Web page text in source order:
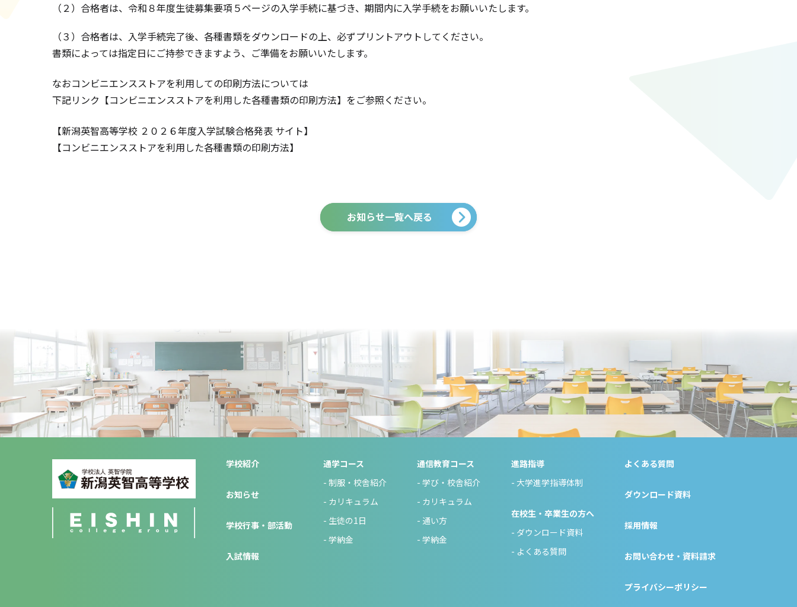
（２）合格者は、令和８年度生徒募集要項５ページの入学手続に基づき、期間内に入学手続をお願いいたします。
（３）合格者は、入学手続完了後、各種書類をダウンロードの上、必ずプリントアウトしてください。
書類によっては指定日にご持参できますよう、ご準備をお願いいたします。
なおコンビニエンスストアを利用しての印刷方法については
下記リンク【コンビニエンスストアを利用した各種書類の印刷方法】をご参照ください。
【新潟英智高等学校 ２０２６年度入学試験合格発表 サイト】
【コンビニエンスストアを利用した各種書類の印刷方法】
お知らせ一覧へ戻る
学校紹介
お知らせ
学校行事・部活動
入試情報
通学コース
制服・校舎紹介
カリキュラム
生徒の1日
学納金
通信教育コース
学び・校舎紹介
カリキュラム
通い方
学納金
進路指導
大学進学指導体制
在校生・卒業生の方へ
ダウンロード資料
よくある質問
よくある質問
ダウンロード資料
採用情報
お問い合わせ・資料請求
プライバシーポリシー